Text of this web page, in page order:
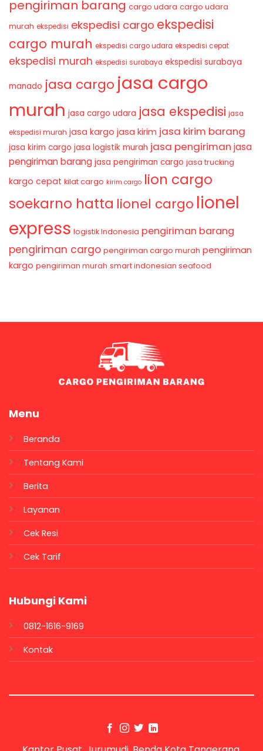
pengiriman barang cargo udara cargo udara
murah ekspedisi ekspedisi cargo ekspedisi
cargo murah ekspedisi cargo udara ekspedisi cepat
ekspedisi murah ekspedisi surabaya ekspedisi surabaya
manado jasa cargo jasa cargo
murah jasa cargo udara jasa ekspedisi jasa
ekspedisi murah jasa kargo jasa kirim jasa kirim barang
jasa kirim cargo jasa logistik murah jasa pengiriman jasa
pengiriman barang jasa pengiriman cargo jasa trucking
kargo cepat kilat cargo kirim cargo lion cargo
soekarno hatta lionel cargo lionel
express logistik Indonesia pengiriman barang
pengiriman cargo pengiriman cargo murah pengiriman
kargo pengiriman murah smart indonesian seafood
Menu
Beranda
Tentang Kami
Berita
Layanan
Cek Resi
Cek Tarif
Hubungi Kami
0812-1616-9169
Kontak